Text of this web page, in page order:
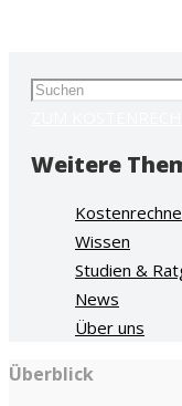
Search
Weitere
Wissen
Studien &
News
Über uns
Überblick